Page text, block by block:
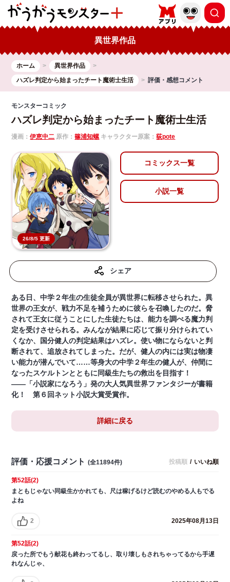
異世界作品
ホーム
異世界作品
ハズレ判定から始まったチート魔術士生活
評価・感想コメント
モンスターコミック
ハズレ判定から始まったチート魔術士生活
漫画：伊恵中二 原作：篠浦知螺 キャラクター原案：荻pote
26/8/5 更新
コミックス一覧
小説一覧
シェア
ある日、中学２年生の生徒全員が異世界に転移させられた。異
世界の王女が、戦力不足を補うために彼らを召喚したのだ。脅
されて王女に従うことにした生徒たちは、能力を調べる魔力判
定を受けさせられる。みんなが結果に応じて振り分けられてい
くなか、国分健人の判定結果はハズレ。使い物にならないと判
断されて、追放されてしまった。だが、健人の内には実は物凄
い能力が潜んでいて……等身大の中学２年生の健人が、仲間に
なったスケルトンとともに同級生たちの救出を目指す！
――「小説家になろう」発の大人気異世界ファンタジーが書籍
化！ 第６回ネット小説大賞受賞作。
詳細に戻る
評価・応援コメント (全11894件) 投稿順 / いいね順
第52話(2)
まともじゃない同級生かかれても、尺は稼げるけど読むのやめる人もでる
よね
2 2025年08月13日
第52話(2)
戻った所でもう献花も終わってるし、取り壊しもされちゃってるから手遅
れなんじゃ、